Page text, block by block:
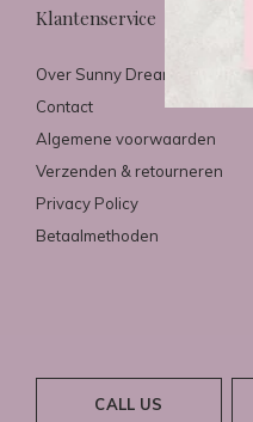
Klantenservice
Over Sunny Dreams & Mirazo
Contact
Algemene voorwaarden
Verzenden & retourneren
Privacy Policy
Betaalmethoden
CALL US